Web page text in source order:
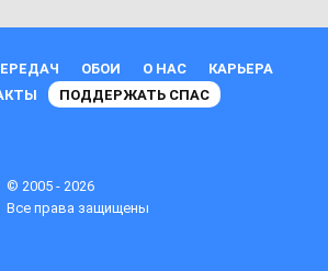
ОБОИ О НАС
КАРЬЕРА
ПОДДЕРЖАТЬ СПАС
© 2005 - 2026
Все права защищены